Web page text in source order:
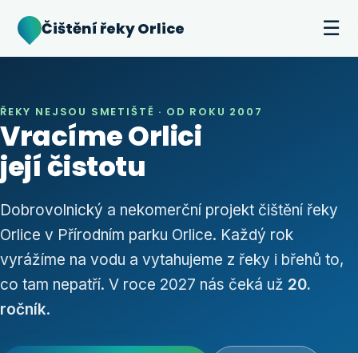
Čištění řeky Orlice ☰
ŘEKY NEJSOU SMETIŠTĚ · OD ROKU 2007
Vracíme Orlici
její čistotu
Dobrovolnický a nekomerční projekt čištění řeky
Orlice v Přírodním parku Orlice. Každý rok
vyrážíme na vodu a vytahujeme z řeky i břehů to,
co tam nepatří. V roce 2027 nás čeká už 20.
ročník.